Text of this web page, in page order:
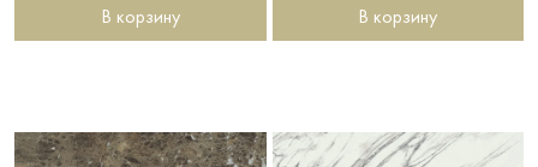
В корзину В корзину